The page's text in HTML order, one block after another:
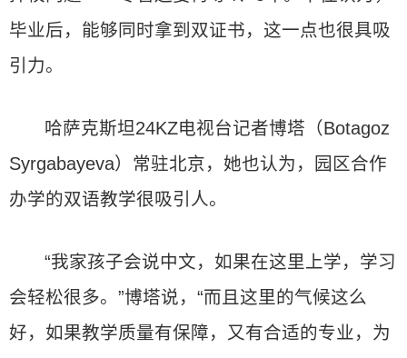
毕业后，能够同时拿到双证书，这一点也很具吸
引力。
哈萨克斯坦24KZ电视台记者博塔（Botagoz
Syrgabayeva）常驻北京，她也认为，园区合作
办学的双语教学很吸引人。
“我家孩子会说中文，如果在这里上学，学习
会轻松很多。”博塔说，“而且这里的气候这么
好，如果教学质量有保障，又有合适的专业，为